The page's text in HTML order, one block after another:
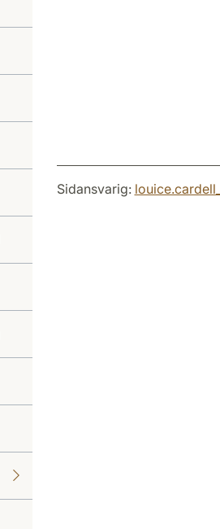
Sidansvarig: